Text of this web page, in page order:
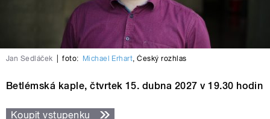
Jan Sedláček foto: Michael Erhart,Český rozhlas
Betlémská kaple, čtvrtek 15. dubna 2027 v 19.30 hodin
Koupit vstupenku